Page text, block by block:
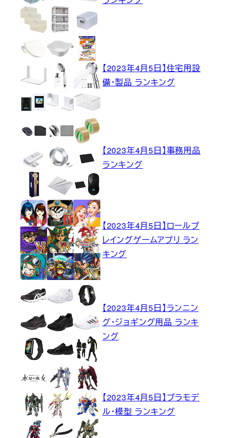
【2023年4月5日】住宅用設
備・製品 ランキング
【2023年4月5日】事務用品
ランキング
【2023年4月5日】ロールプ
レイングゲームアプリ ラン
キング
【2023年4月5日】ランニン
グ・ジョギング用品 ランキ
ング
【2023年4月5日】プラモデ
ル・模型 ランキング